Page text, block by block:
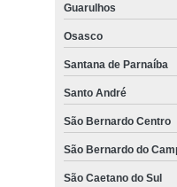
Guarulhos
Osasco
Santana de Parnaíba
Santo André
São Bernardo Centro
São Bernardo do
São Caetano do Sul